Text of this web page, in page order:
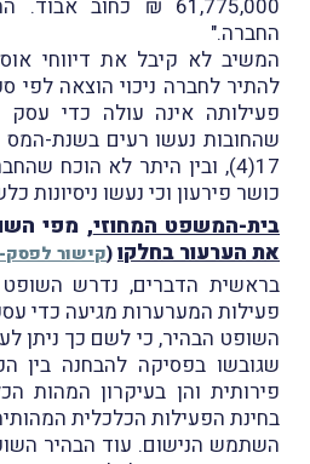
61,775,000 ₪ כחוב
החברה."
המשיב לא קיבל את דיווחי
פעילותה אינה עולה כדי
שהחובות נעשו רעים בשנת-המס
17(4), ובין היתר לא הוכח
כושר פירעון וכי נעשו ניסיונות
בית-המשפט המחוזי, מפי
את הערעור בחלקו(קישור
בראשית הדברים, נדרש
פעילות המערערות מגיעה כדי
השופט הבהיר, כי לשם כך ניתן
שגובשו בפסיקה להבחנה בין
פירותית והן בעיקרון המהות
בחינת הפעילות הכלכלית
השתמש הנישום. עוד הבהיר